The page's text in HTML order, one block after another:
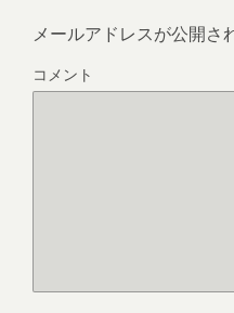
メールアドレスが公開さ
コメント